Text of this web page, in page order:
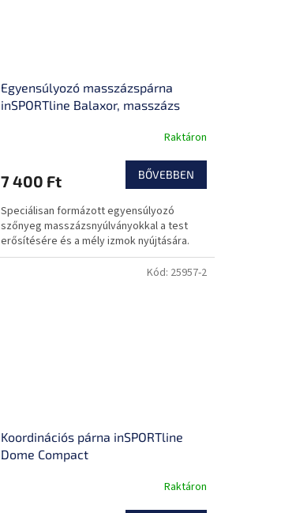
Egyensúlyozó masszázspárna
inSPORTline Balaxor, masszázs
Raktáron
7 400 Ft BŐVEBBEN
Speciálisan formázott egyensúlyozó
szőnyeg masszázsnyúlványokkal a test
erősítésére és a mély izmok nyújtására.
Koordinációs párna inSPORTline
Dome Compact
Raktáron
Kód: 25957-2